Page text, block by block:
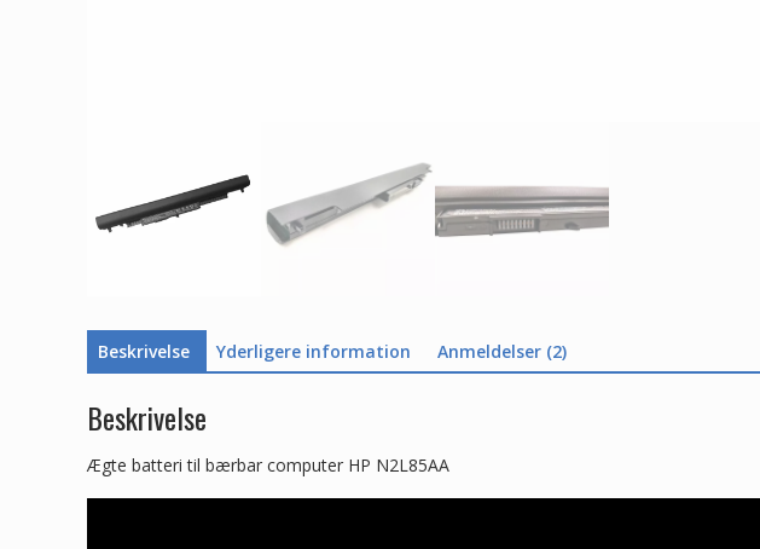
Beskrivelse Yderligere information Anmeldelser (2)
Beskrivelse
Ægte batteri til bærbar computer HP N2L85AA